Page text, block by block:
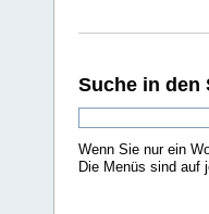
Suche in den
Wenn Sie nur ein
Die Menüs sind auf